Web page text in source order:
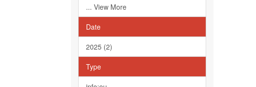
... View More
Date
2025 (2)
Type